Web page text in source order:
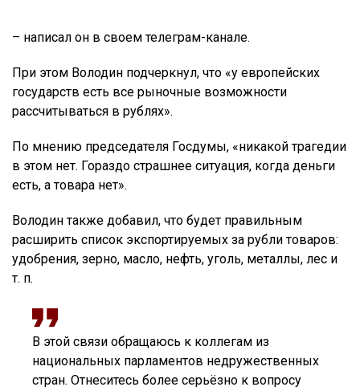
– написал он в своем телеграм-канале.
При этом Володин подчеркнул, что «у европейских
государств есть все рыночные возможности
рассчитываться в рублях».
По мнению председателя Госдумы, «никакой трагедии
в этом нет. Гораздо страшнее ситуация, когда деньги
есть, а товара нет».
Володин также добавил, что будет правильным
расширить список экспортируемых за рубли товаров:
удобрения, зерно, масло, нефть, уголь, металлы, лес и
т. п.
В этой связи обращаюсь к коллегам из
национальных парламентов недружественных
стран. Отнеситесь более серьёзно к вопросу